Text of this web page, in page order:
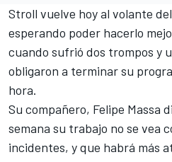
Stroll vuelve hoy al volante
esperando poder hacerlo
cuando sufrió dos trompos y
obligaron a terminar su
hora.
Su compañero, Felipe Massa
semana su trabajo no se vea
incidentes, y que habrá más